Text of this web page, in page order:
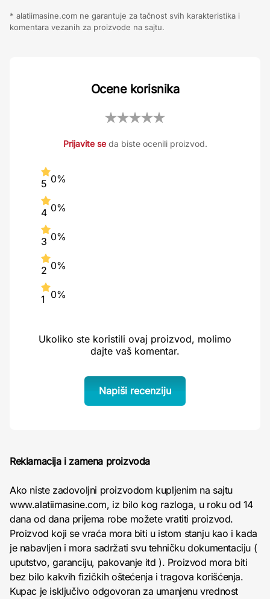
* alatiimasine.com ne garantuje za tačnost svih karakteristika i
komentara vezanih za proizvode na sajtu.
Ocene korisnika
Prijavite seda biste ocenili proizvod.
5 0%
4 0%
3 0%
2 0%
1 0%
Ukoliko ste koristili ovaj proizvod, molimo
dajte vaš komentar.
Napiši recenziju
Reklamacija i zamena proizvoda
Ako niste zadovoljni proizvodom kupljenim na sajtu
www.alatiimasine.com, iz bilo kog razloga, u roku od 14
dana od dana prijema robe možete vratiti proizvod.
Proizvod koji se vraća mora biti u istom stanju kao i kada
je nabavljen i mora sadržati svu tehničku dokumentaciju (
uputstvo, garanciju, pakovanje itd ). Proizvod mora biti
bez bilo kakvih fizičkih oštećenja i tragova korišćenja.
Kupac je isključivo odgovoran za umanjenu vrednost